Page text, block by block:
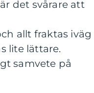
det svårare att
allt fraktas iväg
lite lättare.
samvete på